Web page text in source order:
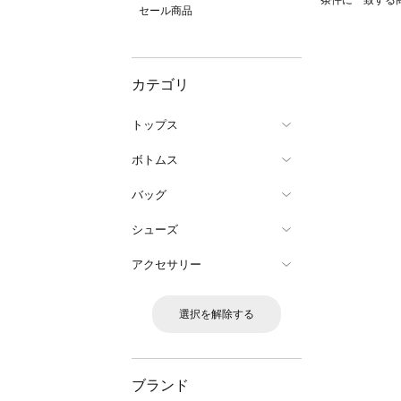
セール商品
カテゴリ
トップス
ボトムス
バッグ
シューズ
アクセサリー
選択を解除する
ブランド